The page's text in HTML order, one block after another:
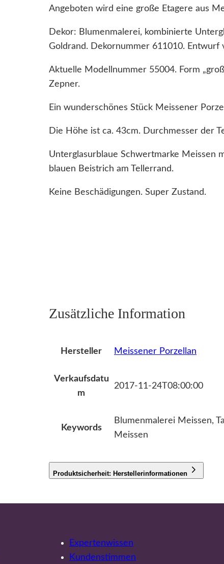
Angeboten wird eine große Etagere aus
Dekor: Blumenmalerei, kombinierte
Goldrand. Dekornummer 611010. Entwurf
Aktuelle Modellnummer 55004. Form
Zepner.
Ein wunderschönes Stück Meissener
Die Höhe ist ca. 43cm. Durchmesser der
Unterglasurblaue Schwertmarke Meissen
blauen Beistrich am Tellerrand.
Keine Beschädigungen. Super Zustand.
Zusätzliche Information
Hersteller Meissener Porzellan
Verkaufsdatu
m
2017-11-24T08:00:00
Keywords
Blumenmalerei Meissen,
Meissen
Produktsicherheit: Herstellerinformationen
Expertenwissen
Kundenstimmen